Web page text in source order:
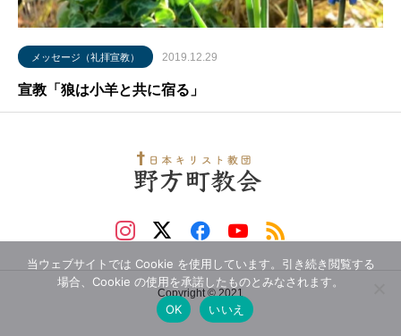
メッセージ（礼拝宣教） 2019.12.29
宣教「狼は小羊と共に宿る」
Copyright © 2021
当ウェブサイトでは Cookie を使用しています。引き続き閲覧する
場合、Cookie の使用を承諾したものとみなされます。
OK
いいえ